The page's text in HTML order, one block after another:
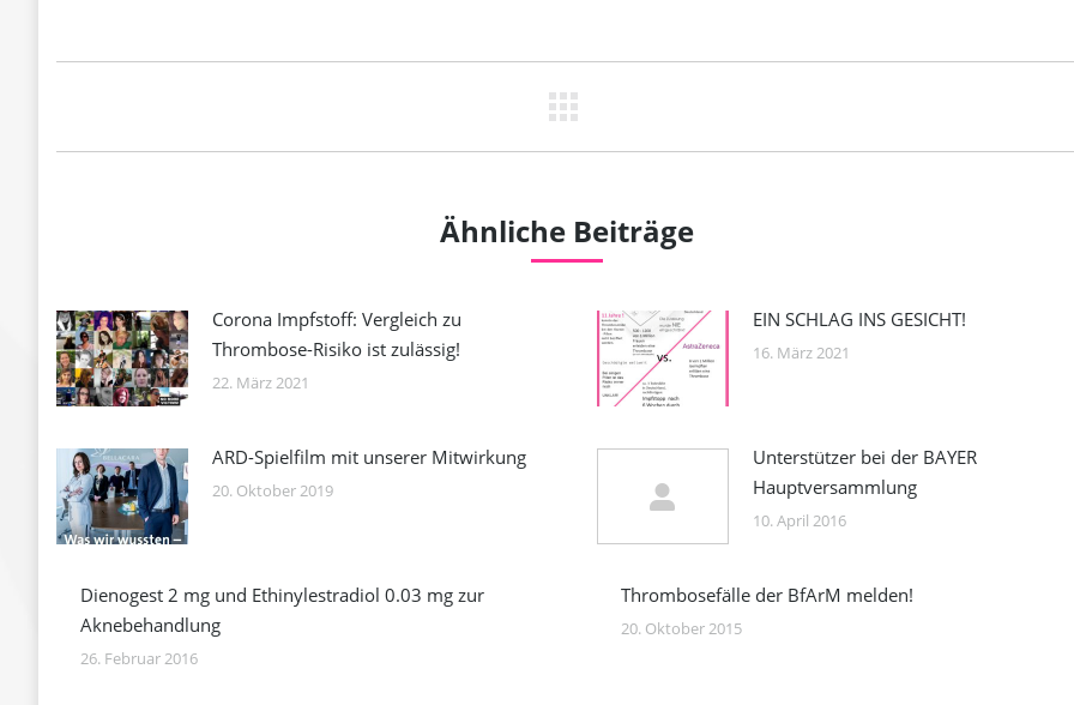
Ähnliche Beiträge
Corona Impfstoff: Vergleich zu
Thrombose-Risiko ist zulässig!
22. März 2021
EIN SCHLAG INS GESICHT!
16. März 2021
ARD-Spielfilm mit unserer Mitwirkung
20. Oktober 2019
Unterstützer bei der BAYER
Hauptversammlung
10. April 2016
Dienogest 2 mg und Ethinylestradiol 0.03 mg zur
Aknebehandlung
26. Februar 2016
Thrombosefälle der BfArM melden!
20. Oktober 2015